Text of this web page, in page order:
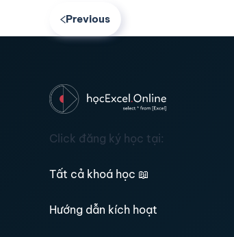
Previous
Click đăng ký học tại:
Tất cả khoá học 📖
Hướng dẫn kích hoạt